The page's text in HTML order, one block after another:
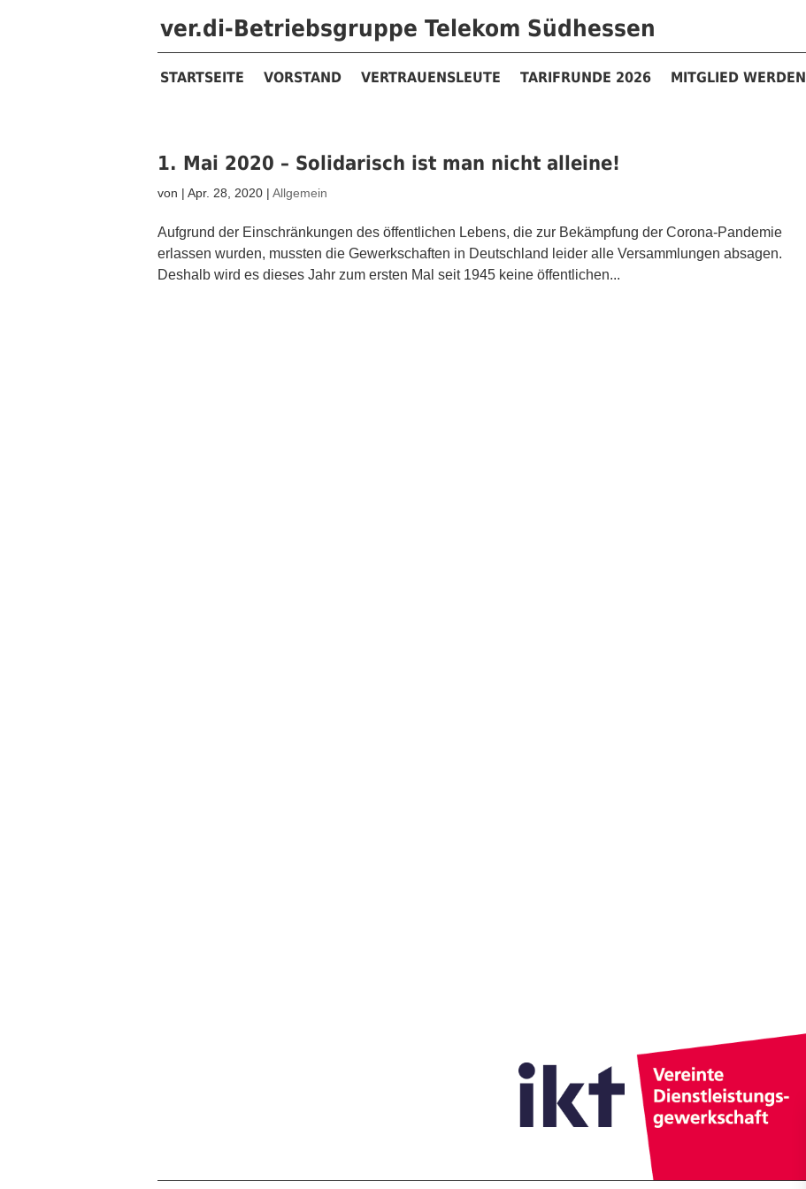
ver.di-Betriebsgruppe Telekom Südhessen
STARTSEITE VORSTAND VERTRAUENSLEUTE TARIFRUNDE 2026 MITGLIED WERDEN
1. Mai 2020 – Solidarisch ist man nicht alleine!
von | Apr. 28, 2020 | Allgemein
Aufgrund der Einschränkungen des öffentlichen Lebens, die zur Bekämpfung der Corona-Pandemie
erlassen wurden, mussten die Gewerkschaften in Deutschland leider alle Versammlungen absagen.
Deshalb wird es dieses Jahr zum ersten Mal seit 1945 keine öffentlichen...